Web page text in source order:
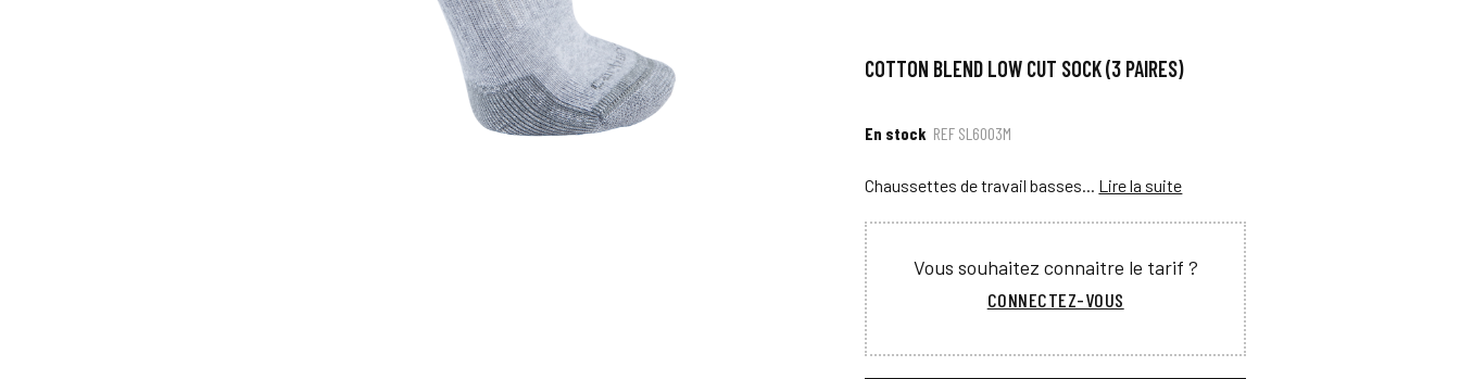
COTTON BLEND LOW CUT SOCK (3 PAIRES)
En stock REF SL6003M
Chaussettes de travail basses... Lire la suite
Vous souhaitez connaitre le tarif ?
CONNECTEZ-VOUS